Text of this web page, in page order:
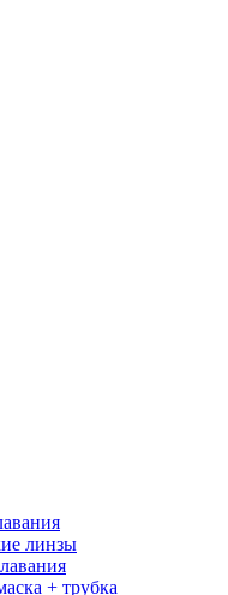
линзы
+ трубка